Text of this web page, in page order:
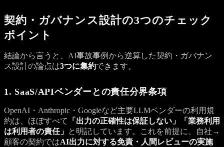
契約・ガバナンス設計の3つのチェック
ポイント
結論から言うと、AI事故事例から逆算した契約・ガバナン
ス設計の論点は3つに集約できます。
1. SaaS/APIベンダーとの責任分界条項
OpenAI・Anthropic・Googleなど主要LLMベンダーの利用規
約は、ほぼすべて
「出力の正確性は保証しない」「業務利用
は利用者の責任」 と明記しています。これを前提に、自社→
顧客の契約ではAI出力に対する免責・人間レビューの実施